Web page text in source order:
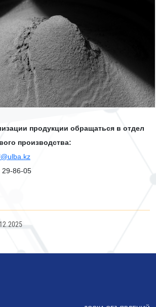
продукции обращаться в отдел
производства:
29-86-05